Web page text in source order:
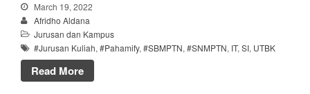
March 19, 2022
Afridho Aldana
Jurusan dan Kampus
#Jurusan Kuliah, #Pahamify, #SBMPTN, #SNMPTN, IT, SI, UTBK
Read More